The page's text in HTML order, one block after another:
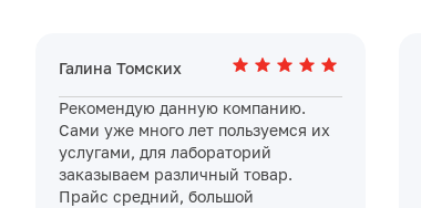
Галина Томских
Рекомендую данную компанию.
Сами уже много лет пользуемся их
услугами, для лабораторий
заказываем различный товар.
Прайс средний, большой